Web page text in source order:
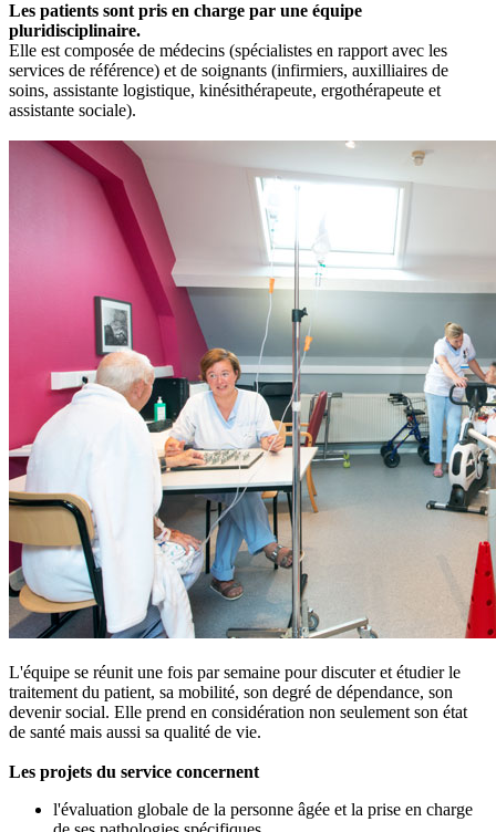
Les patients sont p​ris en charge par une équipe
pluridisciplinaire.
Elle est composée de médecins (spécialistes en rapport avec les
services de référence) et de soignants (infirmiers, auxilliaires de
soins, assistante logistique, kinésithérapeute, ergothérapeute et
assistante sociale).
L'équipe se réunit une fois par semaine pour discuter et étudier le
traitement du patient, sa mobilité, son degré de dépendance, son
devenir social. Elle prend en considération non seulement son état
de santé mais aussi sa qualité de vie.
Les projets du service concernent
l'évaluation globale de la personne âgée et la prise en charge